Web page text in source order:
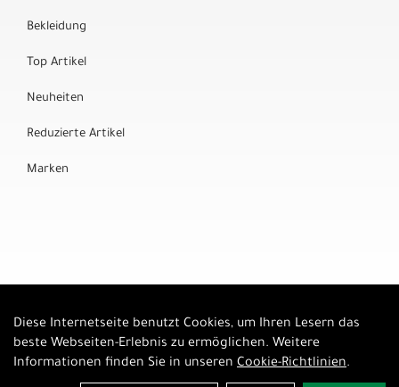
Bekleidung
Top Artikel
Neuheiten
Reduzierte Artikel
Marken
Diese Internetseite benutzt Cookies, um Ihren Lesern das
beste Webseiten-Erlebnis zu ermöglichen. Weitere
Informationen finden Sie in unseren Cookie-Richtlinien.
Auftrag widerrufen